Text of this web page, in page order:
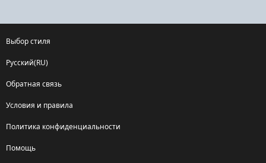
Выбор стиля
Русский(RU)
Обратная связь
Условия и правила
Политика конфиденциальности
Помощь